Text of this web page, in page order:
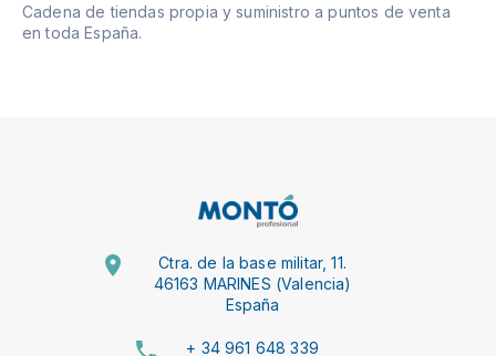
Cadena de tiendas propia y suministro a puntos de venta
en toda España.
Ctra. de la base militar, 11.
46163 MARINES (Valencia)
España
+ 34 961 648 339